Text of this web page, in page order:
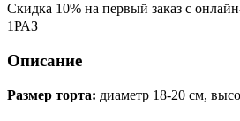
Скидка 10% на первый заказ с
1РАЗ
Описание
Размер торта: диаметр 18-20 см,